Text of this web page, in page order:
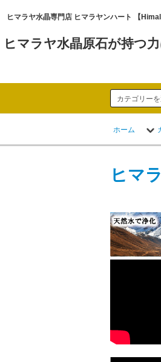
ヒマラヤ水晶専門店 ヒマラヤンハート 【
ヒマラヤ水晶原石が持つ
ホーム
ヒマ